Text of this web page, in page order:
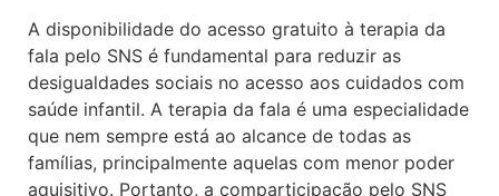
A disponibilidade do acesso gratuito à terapia da
fala pelo SNS é fundamental para reduzir as
desigualdades sociais no acesso aos cuidados com
saúde infantil. A terapia da fala é uma especialidade
que nem sempre está ao alcance de todas as
famílias, principalmente aquelas com menor poder
aquisitivo. Portanto, a comparticipação pelo SNS